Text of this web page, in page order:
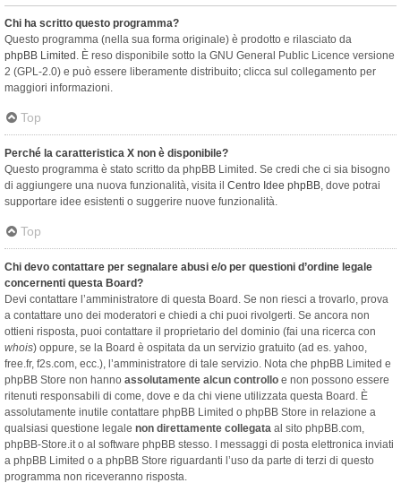
Chi ha scritto questo programma?
Questo programma (nella sua forma originale) è prodotto e rilasciato da
phpBB Limited . È reso disponibile sotto la GNU General Public Licence versione
2 (GPL-2.0) e può essere liberamente distribuito; clicca sul collegamento per
maggiori informazioni.
Top
Perché la caratteristica X non è disponibile?
Questo programma è stato scritto da phpBB Limited. Se credi che ci sia bisogno
di aggiungere una nuova funzionalità, visita il Centro Idee phpBB, dove potrai
supportare idee esistenti o suggerire nuove funzionalità.
Top
Chi devo contattare per segnalare abusi e/o per questioni d’ordine legale
concernenti questa Board?
Devi contattare l’amministratore di questa Board. Se non riesci a trovarlo, prova
a contattare uno dei moderatori e chiedi a chi puoi rivolgerti. Se ancora non
ottieni risposta, puoi contattare il proprietario del dominio (fai una ricerca con
whois) oppure, se la Board è ospitata da un servizio gratuito (ad es. yahoo,
free.fr, f2s.com, ecc.), l’amministratore di tale servizio. Nota che phpBB Limited e
phpBB Store non hanno assolutamente alcun controllo e non possono essere
ritenuti responsabili di come, dove e da chi viene utilizzata questa Board. È
assolutamente inutile contattare phpBB Limited o phpBB Store in relazione a
qualsiasi questione legale non direttamente collegata al sito phpBB.com,
phpBB-Store.it o al software phpBB stesso. I messaggi di posta elettronica inviati
a phpBB Limited o a phpBB Store riguardanti l’uso da parte di terzi di questo
programma non riceveranno risposta.